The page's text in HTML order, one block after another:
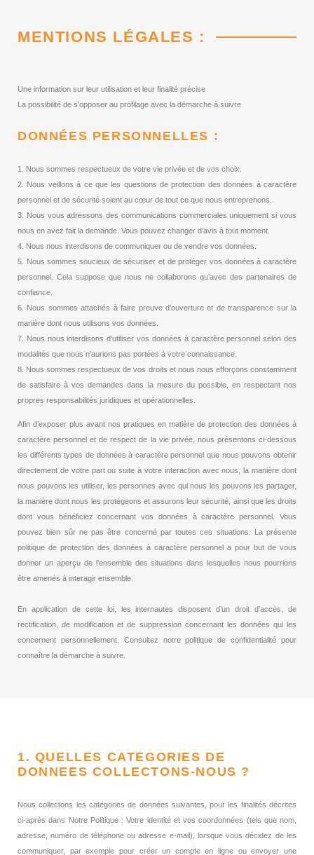
MENTIONS LÉGALES :
Une information sur leur utilisation et leur finalité précise
La possibilité de s’opposer au profilage avec la démarche à suivre
DONNÉES PERSONNELLES :
1. Nous sommes respectueux de votre vie privée et de vos choix.
2. Nous veillons à ce que les questions de protection des données à caractère
personnel et de sécurité soient au cœur de tout ce que nous entreprenons.
3. Nous vous adressons des communications commerciales uniquement si vous
nous en avez fait la demande. Vous pouvez changer d’avis à tout moment.
4. Nous nous interdisons de communiquer ou de vendre vos données.
5. Nous sommes soucieux de sécuriser et de protéger vos données à caractère
personnel. Cela suppose que nous ne collaborons qu’avec des partenaires de
confiance.
6. Nous sommes attachés à faire preuve d’ouverture et de transparence sur la
manière dont nous utilisons vos données.
7. Nous nous interdisons d’utiliser vos données à caractère personnel selon des
modalités que nous n’aurions pas portées à votre connaissance.
8. Nous sommes respectueux de vos droits et nous nous efforçons constamment
de satisfaire à vos demandes dans la mesure du possible, en respectant nos
propres responsabilités juridiques et opérationnelles.
Afin d’exposer plus avant nos pratiques en matière de protection des données à
caractère personnel et de respect de la vie privée, nous présentons ci-dessous
les différents types de données à caractère personnel que nous pouvons obtenir
directement de votre part ou suite à votre interaction avec nous, la manière dont
nous pouvons les utiliser, les personnes avec qui nous les pouvons les partager,
la manière dont nous les protégeons et assurons leur sécurité, ainsi que les droits
dont vous bénéficiez concernant vos données à caractère personnel. Vous
pouvez bien sûr ne pas être concerné par toutes ces situations. La présente
politique de protection des données à caractère personnel a pour but de vous
donner un aperçu de l’ensemble des situations dans lesquelles nous pourrions
être amenés à interagir ensemble.
En application de cette loi, les internautes disposent d’un droit d’accès, de
rectification, de modification et de suppression concernant les données qui les
concernent personnellement. Consultez notre politique de confidentialité pour
connaître la démarche à suivre.
1. QUELLES CATEGORIES DE
DONNEES COLLECTONS-NOUS ?
Nous collectons les catégories de données suivantes, pour les finalités décrites
ci-après dans Notre Politique : Votre identité et vos coordonnées (tels que nom,
adresse, numéro de téléphone ou adresse e-mail), lorsque vous décidez de les
communiquer, par exemple pour créer un compte en ligne ou envoyer une